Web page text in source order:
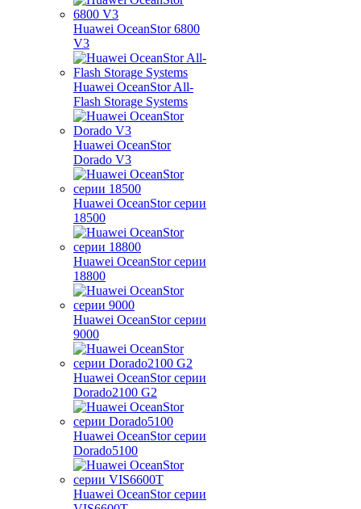
Huawei OceanStor 6800
V3
Huawei OceanStor All-
Flash Storage Systems
Huawei OceanStor
Dorado V3
Huawei OceanStor серии
18500
Huawei OceanStor серии
18800
Huawei OceanStor серии
9000
Huawei OceanStor серии
Dorado2100 G2
Huawei OceanStor серии
Dorado5100
Huawei OceanStor серии